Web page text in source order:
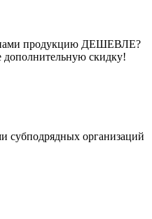
продукцию ДЕШЕВЛЕ?
скидку!
субподрядных организаций